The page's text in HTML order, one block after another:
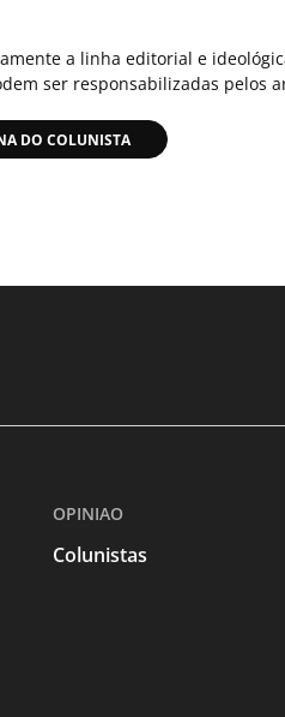
a linha editorial e
ser responsabilizadas pelos
DO COLUNISTA
OPINIAO
Colunistas